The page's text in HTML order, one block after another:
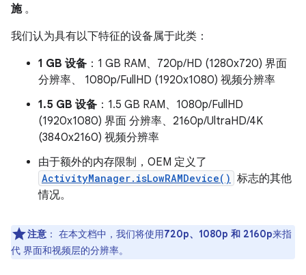
施。
我们认为具有以下特征的设备属于此类：
1 GB 设备 ：1 GB RAM、720p/HD (1280x720) 界面
分辨率、 1080p/FullHD (1920x1080) 视频分辨率
1.5 GB 设备 ：1.5 GB RAM、1080p/FullHD
(1920x1080) 界面 分辨率、2160p/UltraHD/4K
(3840x2160) 视频分辨率
由于额外的内存限制，OEM 定义了
ActivityManager.isLowRAMDevice() 标志的其他
情况。
注意 ： 在本文档中，我们将使用720p、1080p 和 2160p来指
代 界面和视频层的分辨率。